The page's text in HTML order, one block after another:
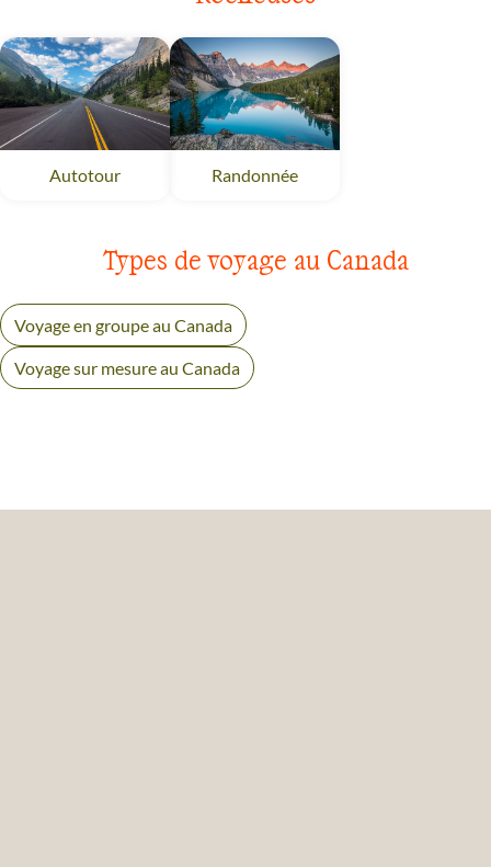
Autotour Vancouver et les Rocheuses
Randonnée
Types de voyage au Canada
Voyage en groupe au Canada
Voyage sur mesure au Canada